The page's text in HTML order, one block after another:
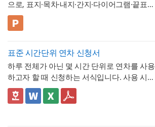
으로, 표지·목차·내지·간지·다이어그램·끝표지
로 구성된 비즈니스 프레젠테이션 템플릿입
니다. 코럴 레드·블랙·크림 컬러와 원형 그래
딱딱하지 않으면서도 세련된 느낌으로 정보
를 전달할 수 있도록 디자인되었습니다. 밝고
경쾌한 톤으로 구성되어 있어 신입 구성원을
대상으로 하는 자료에 특히 잘 어울리며, 신입
생·신입사원 실무교육 안내 자료부터 오리엔
테이션 자료, 사내 교육 매뉴얼, 스터디·워크
💡 사용 꿀팁
입사원 온보딩 자료, 오리엔테이션 자료, 워크
숍 안내서 등으로 다양하게 활용할 수 있습니
다.
▪️ 다이어그램 페이지를 활용하면 교육 커리큘
럼, 진행 일정, 단계별 프로세스 등을 한눈에
보기 쉽게 정리할 수 있습니다.
▪️ 문구와 이미지 교체만으로 대학 신입생 가이
드북, 사내 교육 자료, 동아리 소개 자료 등 다
양한 주제로 응용 가능합니다.
▪️ 코럴 레드와 블랙의 경쾌한 컬러 조합 덕분
표준 시간단위 연차 신청서
하루 전체가 아닌 몇 시간 단위로 연차를 사용
하고자 할 때 신청하는 서식입니다. 사용 시간
을 연차 일수로 환산하는 기준표를 계약서 자
체에 포함하고 있어, 신청자와 승인자 모두 몇
✅ 이 서식의 구성 특징